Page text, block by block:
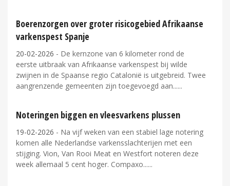
Boerenzorgen over groter risicogebied Afrikaanse
varkenspest Spanje
20-02-2026 - De kernzone van 6 kilometer rond de
eerste uitbraak van Afrikaanse varkenspest bij wilde
zwijnen in de Spaanse regio Catalonië is uitgebreid. Twee
aangrenzende gemeenten zijn toegevoegd aan...
Noteringen biggen en vleesvarkens plussen
19-02-2026 - Na vijf weken van een stabiel lage notering
komen alle Nederlandse varkensslachterijen met een
stijging. Vion, Van Rooi Meat en Westfort noteren deze
week allemaal 5 cent hoger. Compaxo...